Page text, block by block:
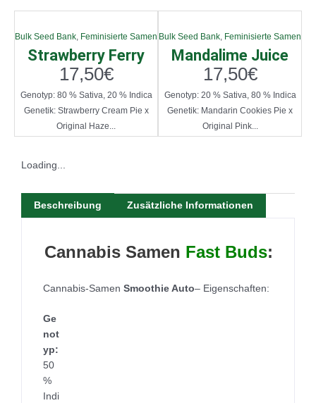
Bulk Seed Bank, Feminisierte Samen
Strawberry Ferry
17,50€
Genotyp: 80 % Sativa, 20 % Indica
Genetik: Strawberry Cream Pie x
Original Haze...
Bulk Seed Bank, Feminisierte Samen
Mandalime Juice
17,50€
Genotyp: 20 % Sativa, 80 % Indica
Genetik: Mandarin Cookies Pie x
Original Pink...
Loading...
Beschreibung Zusätzliche Informationen
Cannabis Samen Fast Buds:
Cannabis-Samen Smoothie Auto​​​​​– Eigenschaften:
Ge
not
yp:
50
%
Indi